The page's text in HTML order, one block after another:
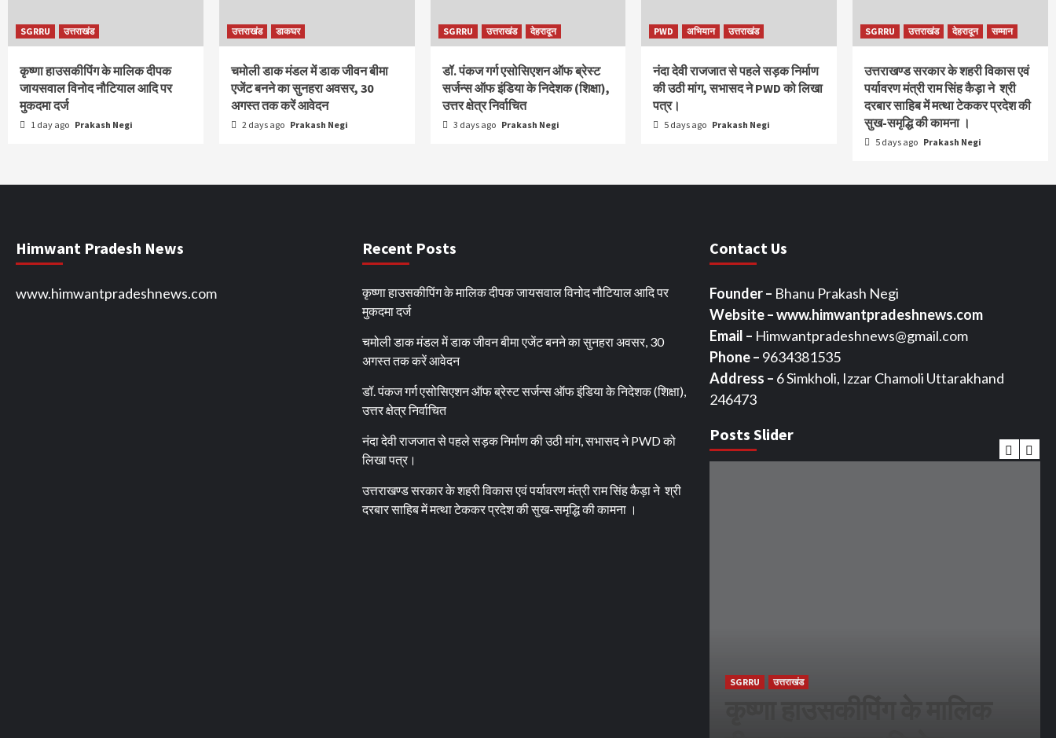
SGRRU उत्तराखंड
कृष्णा हाउसकीपिंग के मालिक दीपक
जायसवाल विनोद नौटियाल आदि पर
मुकदमा दर्ज
1 day ago Prakash Negi
उत्तराखंड डाकघर
चमोली डाक मंडल में डाक जीवन बीमा
एजेंट बनने का सुनहरा अवसर, 30
अगस्त तक करें आवेदन
2 days ago Prakash Negi
SGRRU उत्तराखंड देहरादून
डॉ. पंकज गर्ग एसोसिएशन ऑफ ब्रेस्ट
सर्जन्स ऑफ इंडिया के निदेशक (शिक्षा),
उत्तर क्षेत्र निर्वाचित
3 days ago Prakash Negi
PWD अभियान उत्तराखंड
नंदा देवी राजजात से पहले सड़क निर्माण
की उठी मांग, सभासद ने PWD को लिखा
पत्र।
5 days ago Prakash Negi
SGRRU उत्तराखंड देहरादून सम्मान
उत्तराखण्ड सरकार के शहरी विकास एवं
पर्यावरण मंत्री राम सिंह कैड़ा ने श्री
दरबार साहिब में मत्था टेककर प्रदेश की
सुख-समृद्धि की कामना ।
5 days ago Prakash Negi
Himwant Pradesh News
www.himwantpradeshnews.com
Recent Posts
कृष्णा हाउसकीपिंग के मालिक दीपक जायसवाल विनोद नौटियाल आदि पर
मुकदमा दर्ज
चमोली डाक मंडल में डाक जीवन बीमा एजेंट बनने का सुनहरा अवसर, 30
अगस्त तक करें आवेदन
डॉ. पंकज गर्ग एसोसिएशन ऑफ ब्रेस्ट सर्जन्स ऑफ इंडिया के निदेशक (शिक्षा),
उत्तर क्षेत्र निर्वाचित
नंदा देवी राजजात से पहले सड़क निर्माण की उठी मांग, सभासद ने PWD को
लिखा पत्र।
उत्तराखण्ड सरकार के शहरी विकास एवं पर्यावरण मंत्री राम सिंह कैड़ा ने श्री
दरबार साहिब में मत्था टेककर प्रदेश की सुख-समृद्धि की कामना ।
Contact Us
Founder – Bhanu Prakash Negi
Website – www.himwantpradeshnews.com
Email – Himwantpradeshnews@gmail.com
Phone – 9634381535
Address – 6 Simkholi, Izzar Chamoli Uttarakhand
246473
Posts Slider
SGRRU उत्तराखंड